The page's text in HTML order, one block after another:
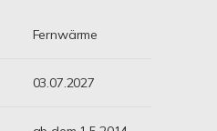
Fernwärme
03.07.2027